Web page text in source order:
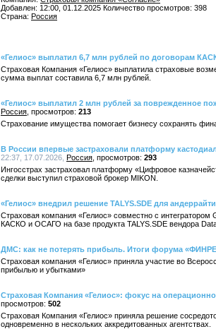
Добавлен: 12:00, 01.12.2025 Количество просмотров: 398
Страна: Россия
«Гелиос» выплатил 6,7 млн рублей по договорам
Страховая Компания «Гелиос» выплатила страховые
сумма выплат составила 6,7 млн рублей.
«Гелиос» выплатил 2 млн рублей за поврежденное
Россия
213
Страхование имущества помогает бизнесу сохранять
В России впервые застраховали платформу
22:37, 17.07.2026, Россия
293
Ингосстрах застраховал платформу «Цифровое
сделки выступил страховой брокер MIKON.
«Гелиос» внедрил решение TALYS.SDE для
Страховая компания «Гелиос» совместно с
КАСКО и ОСАГО на базе продукта TALYS.SDE вендора
ДМС: как не потерять прибыль. Итоги форума
Страховая компания «Гелиос» приняла участие во
прибылью и убытками»
Страховая Компания «Гелиос»: фокус на
502
Страховая Компания «Гелиос» приняла решение
одновременно в нескольких аккредитованных агентствах.